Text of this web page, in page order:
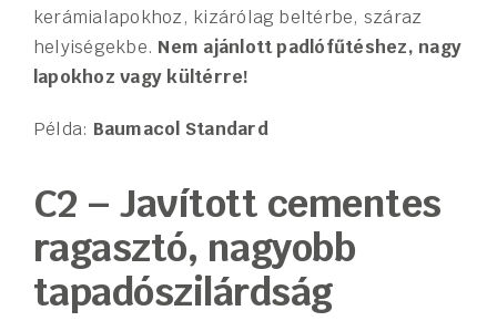
kerámialapokhoz, kizárólag beltérbe, száraz
helyiségekbe. Nem ajánlott padlófűtéshez, nagy
lapokhoz vagy kültérre!
Példa: Baumacol Standard
C2 – Javított cementes
ragasztó, nagyobb
tapadószilárdság